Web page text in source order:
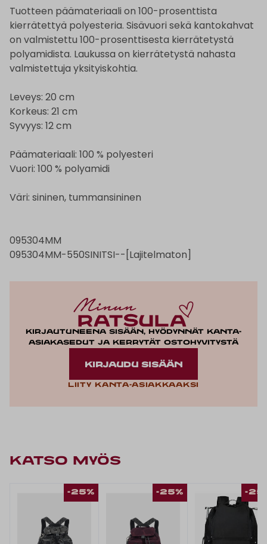
Tuotteen päämateriaali on 100-prosenttista
kierrätettyä polyesteria. Sisävuori sekä kantokahvat
on valmistettu 100-prosenttisesta kierrätetystä
polyamidista. Laukussa on kierrätetystä nahasta
valmistettuja yksityiskohtia.
Leveys: 20 cm
Korkeus: 21 cm
Syvyys: 12 cm
Päämateriaali: 100 % polyesteri
Vuori: 100 % polyamidi
Väri: sininen, tummansininen
095304MM
095304MM-550SINITSI--[Lajitelmaton]
Kirjautuneena sisään, hyödynnät kanta-
asiakasedut ja kerrytät ostohyvitystä
KIRJAUDU SISÄÄN
Liity kanta-asiakkaaksi
KATSO MYÖS
-25% -25% -